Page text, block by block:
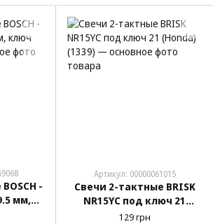
-
мм,
Артикул: 00000061015
Свечи 2-тактные BRISK
NR15YC под ключ 21
(Honda) (1339)
129 грн